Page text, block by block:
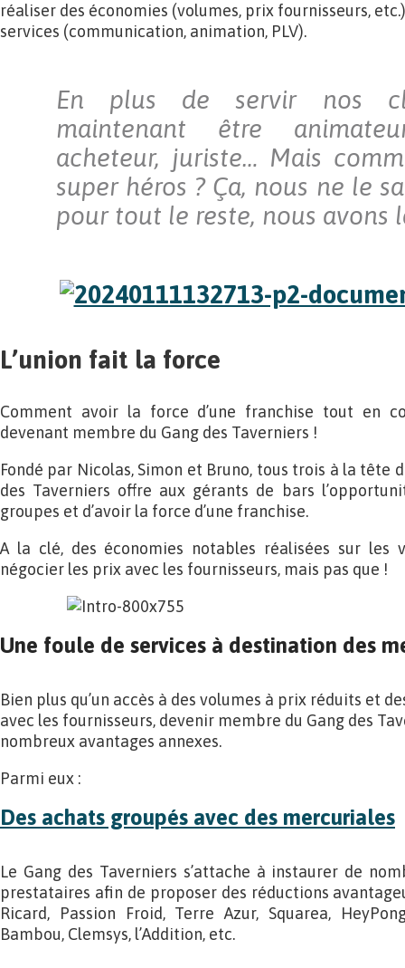
réaliser des économies (volumes, prix fournisseurs,
services (communication, animation, PLV).
En plus de servir nos
maintenant être
acheteur, juriste… Mais
super héros ? Ça, nous ne le
pour tout le reste, nous avons
L’union fait la force
Comment avoir la force d’une franchise tout en
devenant membre du Gang des Taverniers !
Fondé par Nicolas, Simon et Bruno, tous trois à la tête
des Taverniers offre aux gérants de bars
groupes et d’avoir la force d’une franchise.
A la clé, des économies notables réalisées sur les
négocier les prix avec les fournisseurs, mais pas que !
Une foule de services à destination des
Bien plus qu’un accès à des volumes à prix réduits et
avec les fournisseurs, devenir membre du Gang des
nombreux avantages annexes.
Parmi eux :
Des achats groupés avec des mercuriales
Le Gang des Taverniers s’attache à instaurer de
prestataires afin de proposer des réductions
Ricard, Passion Froid, Terre Azur, Squarea,
Bambou, Clemsys, l’Addition, etc.